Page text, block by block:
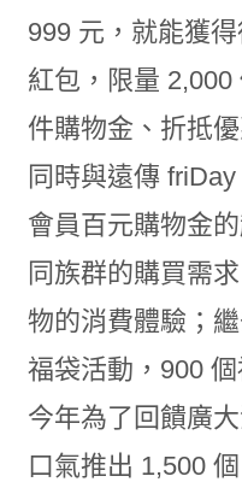
999 元，就能獲
紅包，限量
件購物金、折抵
同時與遠傳
會員百元購物金
同族群的購買需
物的消費體驗；
福袋活動，900
今年為了回饋廣
口氣推出 1,500